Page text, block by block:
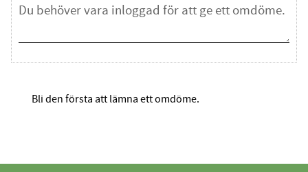
Bli den första att lämna ett omdöme.